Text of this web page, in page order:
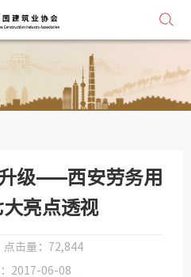
级——西安劳务用
亮点透视
点击量： 72,844
2017-06-08